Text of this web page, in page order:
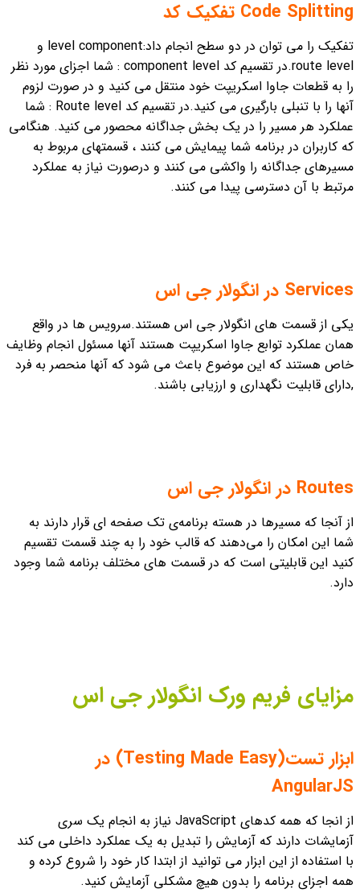
Code Splitting تفکیک کد
تفکیک را می توان در دو سطح انجام داد:level component و
route level.
در تقسیم کد component level : شما اجزای مورد نظر
را به قطعات جاوا اسکریپت خود منتقل می کنید و در صورت لزوم
آنها را با تنبلی بارگیری می کنید.
در تقسیم کد Route level : شما
عملکرد هر مسیر را در یک بخش جداگانه محصور می کنید. هنگامی
که کاربران در برنامه شما پیمایش می کنند ، قسمتهای مربوط به
مسیرهای جداگانه را واکشی می کنند و درصورت نیاز به عملکرد
مرتبط با آن دسترسی پیدا می کنند.
Services در انگولار جی اس
یکی از قسمت های انگولار جی اس هستند.سرویس ها در واقع
همان عملکرد توابع جاوا اسکریپت هستند آنها مسئول انجام وظایف
خاص هستند که این موضوع باعث می شود که آنها منحصر به فرد
,دارای قابلیت نگهداری و ارزیابی باشند.
Routes در انگولار جی اس
از آنجا که مسیرها در هسته برنامه‌ی تک صفحه ای قرار دارند به
شما این امکان را می‌دهند که قالب خود را به چند قسمت تقسیم
کنید این قابلیتی است که در قسمت های مختلف برنامه شما وجود
دارد.
مزایای فریم ورک انگولار جی اس
ابزار تست(Testing Made Easy) در
AngularJS
از انجا که همه کدهای JavaScript نیاز به انجام یک سری
آزمایشات دارند که آزمایش را تبدیل به یک عملکرد داخلی می کند
با استفاده از این ابزار می توانید از ابتدا کار خود را شروع کرده و
همه اجزای برنامه را بدون هیچ مشکلی آزمایش کنید.